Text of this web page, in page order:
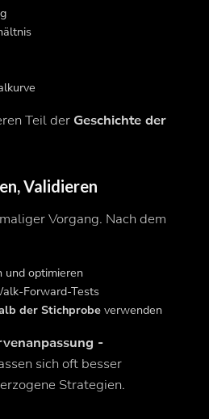
Teil der Geschichte der
Validieren
Vorgang. Nach dem
und optimieren
Forward-Tests
der Stichprobeverwenden
-
sich oft besser
Strategien.